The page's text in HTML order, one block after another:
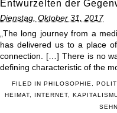
Entwurzelten der
Dienstag, Oktober 31, 2017
„The long journey from a
has delivered us to a place
connection. […] There is no
defining characteristic of the
FILED INPHILOSOPHIE ,
HEIMAT, INTERNET,